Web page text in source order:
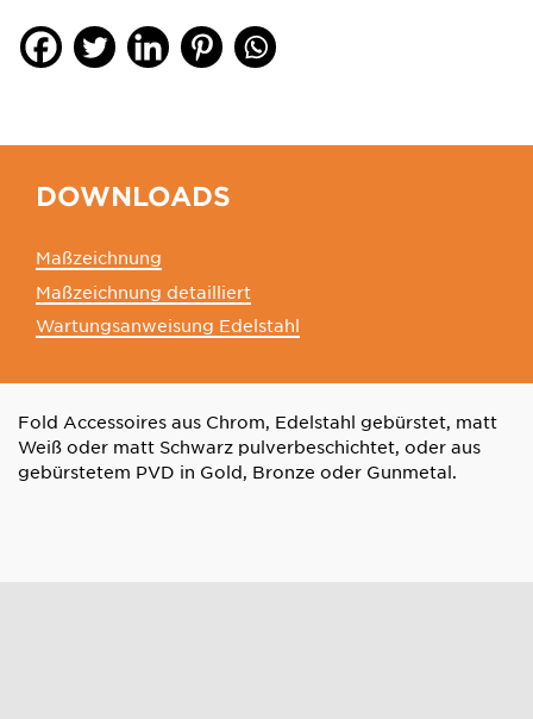
DOWNLOADS
Maßzeichnung
Maßzeichnung detailliert
Wartungsanweisung Edelstahl
Fold Accessoires aus Chrom, Edelstahl gebürstet, matt
Weiß oder matt Schwarz pulverbeschichtet, oder aus
gebürstetem PVD in Gold, Bronze oder Gunmetal.